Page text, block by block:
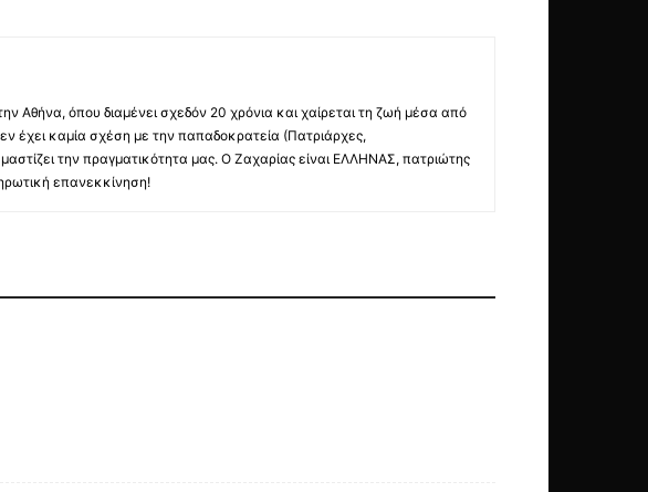
Αθήνα, όπου διαμένει σχεδόν 20 χρόνια και χαίρεται τη ζωή μέσα από
έχει καμία σχέση με την παπαδοκρατεία (Πατριάρχες,
την πραγματικότητα μας. Ο Ζαχαρίας είναι ΕΛΛΗΝΑΣ, πατριώτης
επανεκκίνηση!